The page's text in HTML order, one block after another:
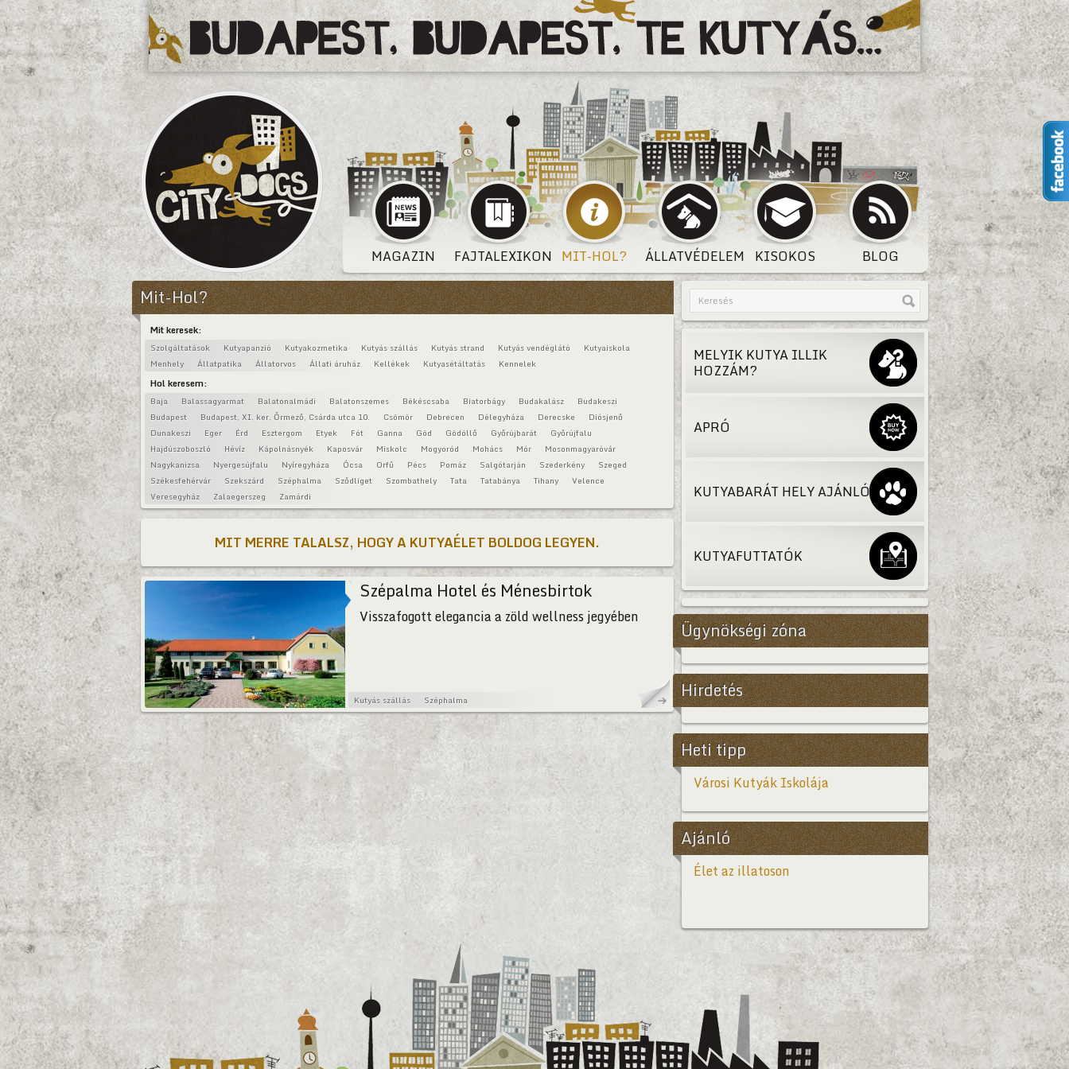
CityDogs
MAGAZIN FAJTALEXIKON MIT-HOL? ÁLLATVÉDELEM KISOKOS BLOG
Mit-Hol?
Mit keresek:
Szolgáltatások Kutyapanzió Kutyakozmetika Kutyás szállás Kutyás strand Kutyás vendéglátó
Kutyaiskola
Menhely
Állatpatika Állatorvos Állati áruház Kellékek Kutyasétáltatás Kennelek
Hol keresem:
Baja Balassagyarmat Balatonalmádi Balatonszemes Békéscsaba Biatorbágy Budakalász
Budakeszi
Budapest
Budapest, XI. ker. Őrmező, Csárda utca 10. Csömör Debrecen Délegyháza Derecske
Diósjenő
Dunakeszi
Eger Érd Esztergom Etyek Fót Ganna Göd Gödöllő Győrújbarát
Győrújfalu
Hajdúszoboszló
Hévíz Kápolnásnyék Kaposvár Miskolc Mogyoród Mohács Mór
Mosonmagyaróvár
Nagykanizsa
Nyergesújfalu Nyíregyháza Ócsa Orfű Pécs Pomáz Salgótarján Szederkény
Szeged
Székesfehérvár
Szekszárd Széphalma Sződliget Szombathely Tata Tatabánya Tihany
Velence
Veresegyház
Zalaegerszeg Zamárdi
MIT MERRE TALALSZ, HOGY A KUTYAÉLET BOLDOG LEGYEN.
Szépalma Hotel és Ménesbirtok
Visszafogott elegancia a zöld wellness jegyében
Kutyás szállás Széphalma
MELYIK KUTYA ILLIK
HOZZÁM?
APRÓ
KUTYABARÁT HELY AJÁNLÓ
KUTYAFUTTATÓK
Ügynökségi zóna
Hirdetés
Heti tipp
Városi Kutyák Iskolája
Ajánló
Élet az illatoson